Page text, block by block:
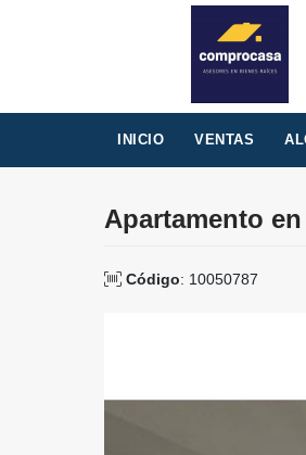
INICIO VENTAS
Apartamento
Código: 10050787